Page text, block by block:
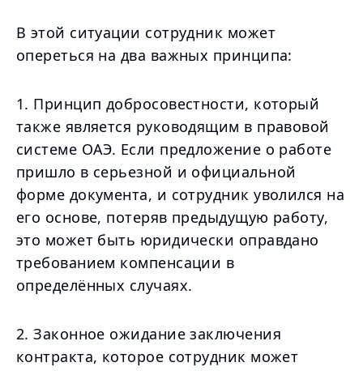
В этой ситуации сотрудник может
опереться на два важных принципа:
1. Принцип добросовестности, который
также является руководящим в правовой
системе ОАЭ. Если предложение о работе
пришло в серьезной и официальной
форме документа, и сотрудник уволился на
его основе, потеряв предыдущую работу,
это может быть юридически оправдано
требованием компенсации в
определённых случаях.
2. Законное ожидание заключения
контракта, которое сотрудник может